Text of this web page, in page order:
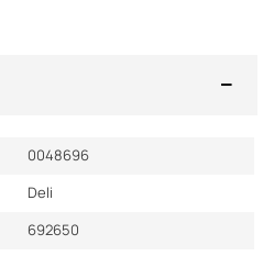
0048696
Deli
692650